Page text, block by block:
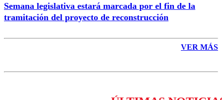
Semana legislativa estará marcada por el fin de la
tramitación del proyecto de reconstrucción
VER MÁS